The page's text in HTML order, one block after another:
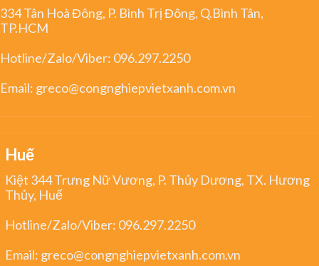
334 Tân Hoà Đông, P. Bình Trị Đông, Q.Bình Tân,
TP.HCM
Hotline/Zalo/Viber: 096.297.2250
Email: greco@congnghiepvietxanh.com.vn
Huế
Kiệt 344 Trưng Nữ Vương, P. Thủy Dương, TX. Hương
Thủy, Huế
Hotline/Zalo/Viber: 096.297.2250
Email: greco@congnghiepvietxanh.com.vn